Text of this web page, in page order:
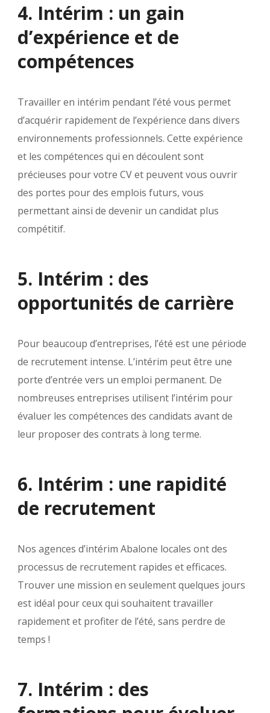
4. Intérim : un gain
d’expérience et de
compétences
Travailler en intérim pendant l’été vous permet
d’acquérir rapidement de l’expérience dans divers
environnements professionnels. Cette expérience
et les compétences qui en découlent sont
précieuses pour votre CV et peuvent vous ouvrir
des portes pour des emplois futurs, vous
permettant ainsi de devenir un candidat plus
compétitif.
5. Intérim : des
opportunités de carrière
Pour beaucoup d’entreprises, l’été est une période
de recrutement intense. L’intérim peut être une
porte d’entrée vers un emploi permanent. De
nombreuses entreprises utilisent l’intérim pour
évaluer les compétences des candidats avant de
leur proposer des contrats à long terme.
6. Intérim : une rapidité
de recrutement
Nos agences d’intérim Abalone locales ont des
processus de recrutement rapides et efficaces.
Trouver une mission en seulement quelques jours
est idéal pour ceux qui souhaitent travailler
rapidement et profiter de l’été, sans perdre de
temps !
7. Intérim : des